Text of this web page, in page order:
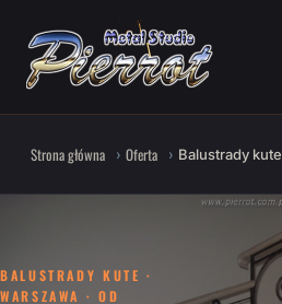
Strona główna Oferta Balustrady kute
BALUSTRADY KUTE ·
WARSZAWA · OD